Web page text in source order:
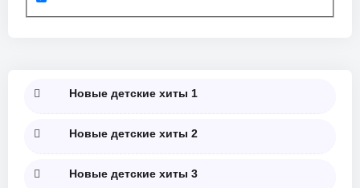
Новые детские хиты 1
Новые детские хиты 2
Новые детские хиты 3